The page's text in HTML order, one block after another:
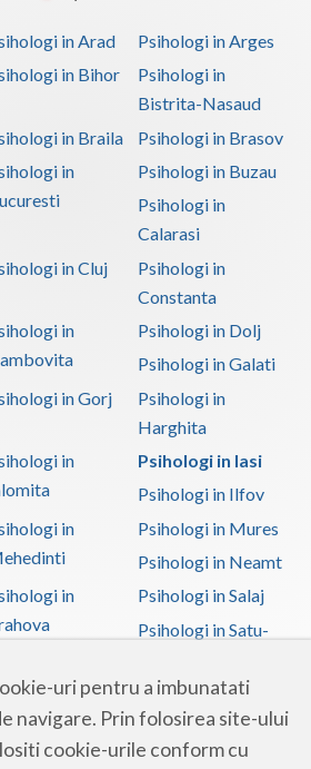
uri pentru a imbunatati
navigare. Prin folosirea site-ului
cookie-urile conform cu
in Arad
Psihologi in Arges
in Bihor
Psihologi in
Bistrita-Nasaud
in Braila
Psihologi in Brasov
in
Psihologi in Buzau
Psihologi in
Calarasi
in Cluj
Psihologi in
Constanta
in
Psihologi in Dolj
Psihologi in Galati
in Gorj
Psihologi in
Harghita
in
Psihologi in Iasi
Psihologi in Ilfov
in
Psihologi in Mures
Psihologi in Neamt
in
Psihologi in Salaj
Psihologi in Satu-
in
Psihologi in
Teleorman
in Tulcea Psihologi in Valcea